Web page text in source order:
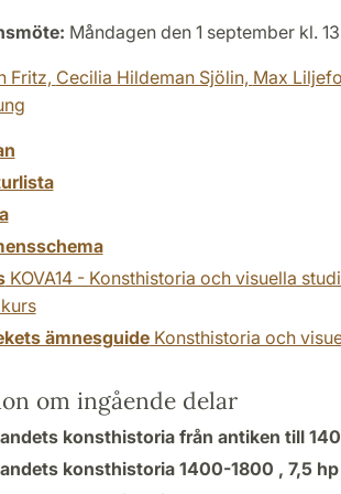
Måndagen den 1 september kl.
Fritz, Cecilia Hildeman Sjölin, Max
KOVA14 - Konsthistoria och visuella
ämnesguideKonsthistoria och
om ingående delar
konsthistoria från antiken till
konsthistoria 1400-1800 , 7,5 hp